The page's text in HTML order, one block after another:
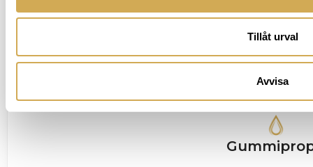
Tillåt urval
Avvisa